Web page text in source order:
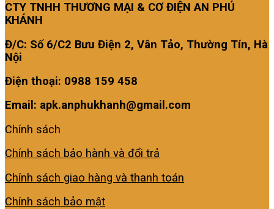
CTY TNHH THƯƠNG MẠI & CƠ ĐIỆN AN PHÚ
KHÁNH
Đ/C: Số 6/C2 Bưu Điện 2, Vân Tảo, Thường Tín, Hà
Nội
Điện thoại: 0988 159 458
Email: apk.anphukhanh@gmail.com
Chính sách
Chính sách bảo hành và đổi trả
Chính sách giao hàng và thanh toán
Chính sách bảo mật